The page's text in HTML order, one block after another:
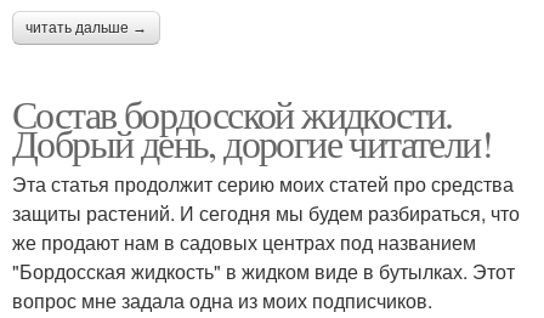
читать дальше →
Состав бордосской жидкости.
Добрый день, дорогие читатели!
Эта статья продолжит серию моих статей про средства
защиты растений. И сегодня мы будем разбираться, что
же продают нам в садовых центрах под названием
"Бордосская жидкость" в жидком виде в бутылках. Этот
вопрос мне задала одна из моих подписчиков.